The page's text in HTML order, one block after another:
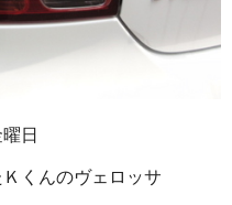
日
くんのヴェロッサ